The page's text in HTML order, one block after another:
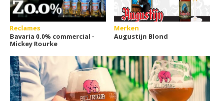
Reclames
Bavaria 0.0% commercial -
Mickey Rourke
Merken
Augustijn Blond